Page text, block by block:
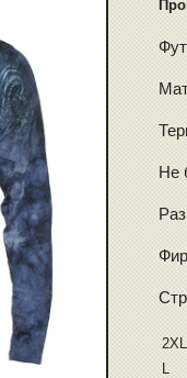
Не
2XL
L